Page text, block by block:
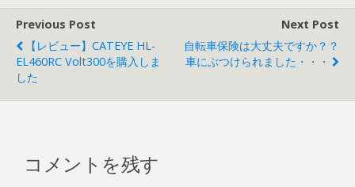
Previous Post
【レビュー】CATEYE HL-
EL460RC Volt300を購入しま
した
Next Post
自転車保険は大丈夫ですか？？
車にぶつけられました・・・
コメントを残す